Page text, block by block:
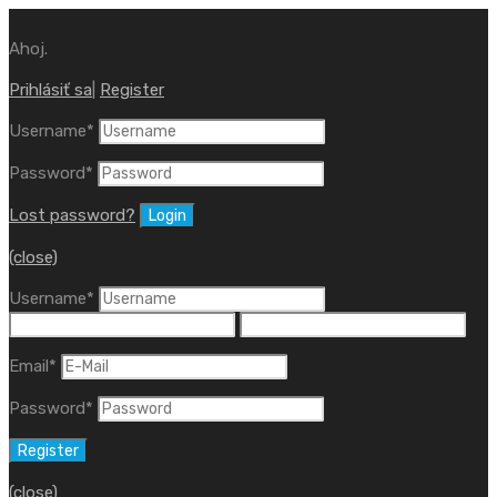
Ahoj.
Prihlásiť sa Register
Username*
Password*
Lost password?
(close)
Username*
Email*
Password*
(close)